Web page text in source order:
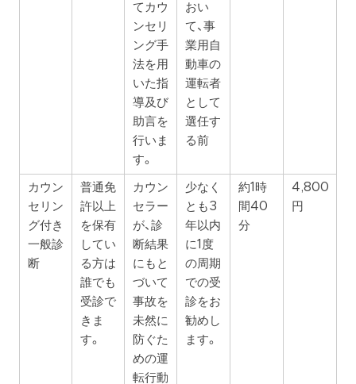
てカウ
ンセリ
ング手
法を用
いた指
導及び
助言を
行いま
す。
おい
て、事
業用自
動車の
運転者
として
選任す
る前
カウン
セリン
グ付き
一般診
断
普通免
許以上
を保有
してい
る方は
誰でも
受診で
きま
す。
カウン
セラー
が、診
断結果
にもと
づいて
事故を
未然に
防ぐた
めの運
転行動
少なく
とも3
年以内
に1度
の周期
での受
診をお
勧めし
ます。
約1時
間40
分
4,800
円